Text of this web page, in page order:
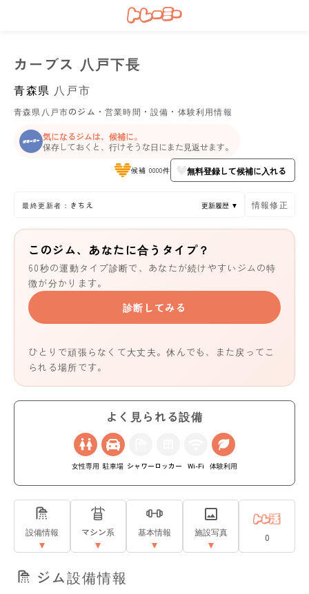
カーブス 八戸下長
青森県 八戸市
青森県八戸市のジム・営業時間・設備・体験利用情報
気になるジムは、候補に。
保存しておくと、行けそうな日にまた見返せます。
候補 0000件 無料登録して候補に入れる
最終更新者：きちえ 更新履歴 ▼ 情報修正
このジム、あなたに合うタイプ？
60秒の運動タイプ診断で、あなたが続けやすいジムの特
徴が分かります。
診断してみる
ひとりで頑張らなくて大丈夫。休んでも、また戻ってこ
られる場所です。
よく見られる設備
女性専用 駐車場 シャワー ロッカー Wi-Fi 体験利用
設備情報 マシン系 基本情報 施設写真 0
ジム設備情報